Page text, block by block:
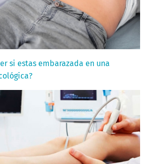
si estas embarazada en una